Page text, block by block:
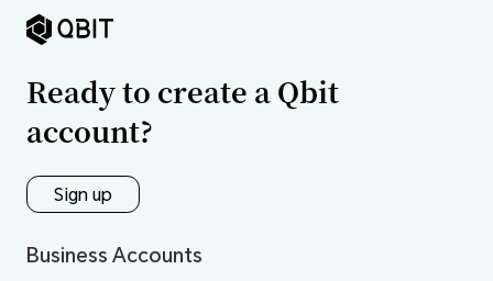
Ready to create a Qbit
account?
Sign up
Business Accounts